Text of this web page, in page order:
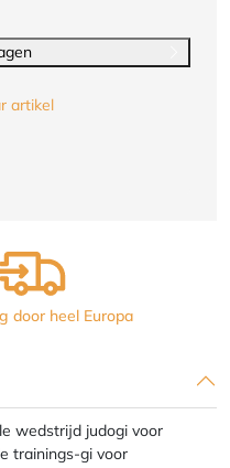
artikel
heel Europa
wedstrijd judogi voor
trainings-gi voor